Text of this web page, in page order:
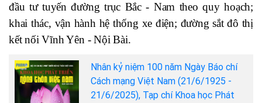
đầu tư tuyến đường trục Bắc - Nam theo quy hoạch;
khai thác, vận hành hệ thống xe điện; đường sắt đô thị
kết nối Vĩnh Yên - Nội Bài.
Nhân kỷ niệm 100 năm Ngày Báo chí
Cách mạng Việt Nam (21/6/1925 -
21/6/2025), Tạp chí Khoa học Phát